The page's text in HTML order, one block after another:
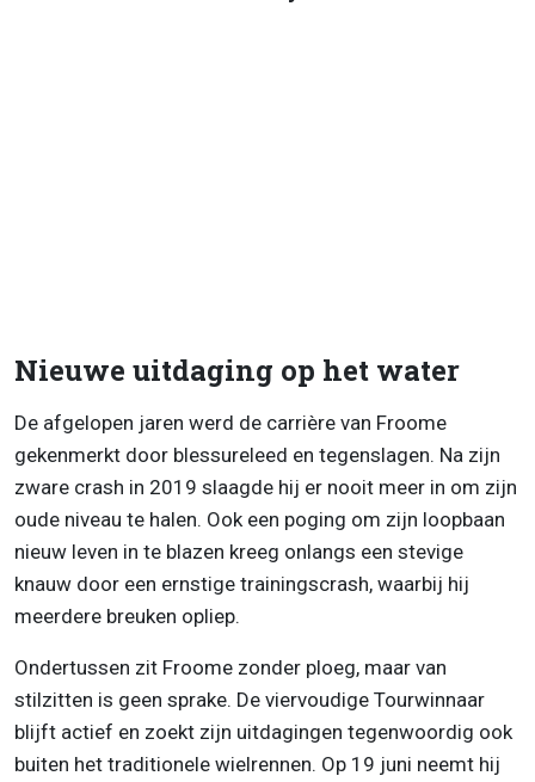
Nieuwe uitdaging op het water
De afgelopen jaren werd de carrière van Froome
gekenmerkt door blessureleed en tegenslagen. Na zijn
zware crash in 2019 slaagde hij er nooit meer in om zijn
oude niveau te halen. Ook een poging om zijn loopbaan
nieuw leven in te blazen kreeg onlangs een stevige
knauw door een ernstige trainingscrash, waarbij hij
meerdere breuken opliep.
Ondertussen zit Froome zonder ploeg, maar van
stilzitten is geen sprake. De viervoudige Tourwinnaar
blijft actief en zoekt zijn uitdagingen tegenwoordig ook
buiten het traditionele wielrennen. Op 19 juni neemt hij